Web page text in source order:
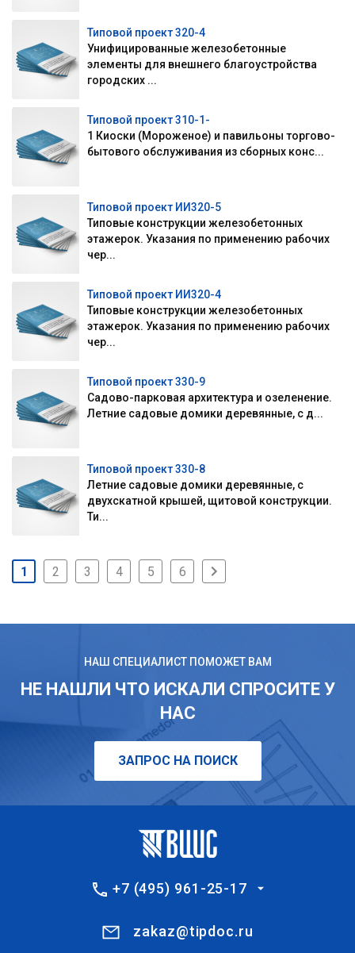
Типовой проект 320-4
Унифицированные железобетонные
элементы для внешнего благоустройства
городских ...
Типовой проект 310-1-
1 Киоски (Мороженое) и павильоны торгово-
бытового обслуживания из сборных конс...
Типовой проект ИИ320-5
Типовые конструкции железобетонных
этажерок. Указания по применению рабочих
чер...
Типовой проект ИИ320-4
Типовые конструкции железобетонных
этажерок. Указания по применению рабочих
чер...
Типовой проект 330-9
Садово-парковая архитектура и озеленение.
Летние садовые домики деревянные, с д...
Типовой проект 330-8
Летние садовые домики деревянные, с
двухскатной крышей, щитовой конструкции.
Ти...
1 2 3 4 5 6
НАШ СПЕЦИАЛИСТ ПОМОЖЕТ ВАМ
НЕ НАШЛИ ЧТО ИСКАЛИ СПРОСИТЕ У
НАС
ЗАПРОС НА ПОИСК
+7 (495) 961-25-17
zakaz@tipdoc.ru